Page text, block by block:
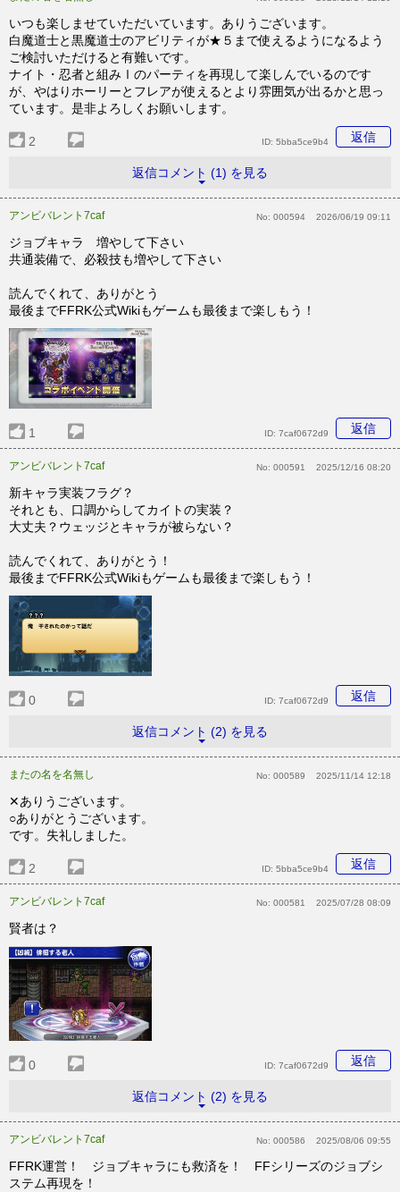
いつも楽しませていただいています。ありうございます。
白魔道士と黒魔道士のアビリティが★５まで使えるようになるよう
ご検討いただけると有難いです。
ナイト・忍者と組みⅠのパーティを再現して楽しんでいるのです
が、やはりホーリーとフレアが使えるとより雰囲気が出るかと思っ
ています。是非よろしくお願いします。
2 返信
ID: 5bba5ce9b4
返信コメント (1) を見る
アンビバレント7caf No: 000594 2026/06/19 09:11
ジョブキャラ 増やして下さい
共通装備で、必殺技も増やして下さい
読んでくれて、ありがとう
最後までFFRK公式Wikiもゲームも最後まで楽しもう！
1 返信
ID: 7caf0672d9
アンビバレント7caf No: 000591 2025/12/16 08:20
新キャラ実装フラグ？
それとも、口調からしてカイトの実装？
大丈夫？ウェッジとキャラが被らない？
読んでくれて、ありがとう！
最後までFFRK公式Wikiもゲームも最後まで楽しもう！
0 返信
ID: 7caf0672d9
返信コメント (2) を見る
またの名を名無し No: 000589 2025/11/14 12:18
✕ありうございます。
○ありがとうございます。
です。失礼しました。
2 返信
ID: 5bba5ce9b4
アンビバレント7caf No: 000581 2025/07/28 08:09
賢者は？
0 返信
ID: 7caf0672d9
返信コメント (2) を見る
アンビバレント7caf No: 000586 2025/08/06 09:55
FFRK運営！ ジョブキャラにも救済を！ FFシリーズのジョブシ
ステム再現を！